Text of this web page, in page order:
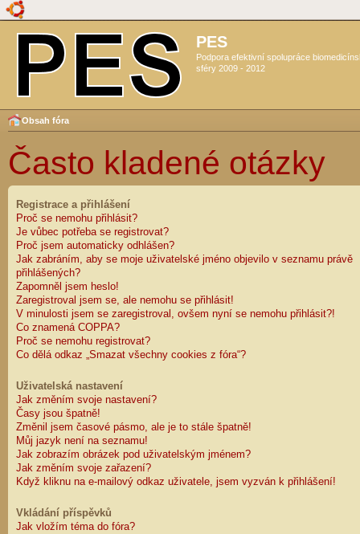
PES
Podpora efektivní spolupráce
sféry 2009 - 2012
Obsah fóra
Často kladené otázky
Registrace a přihlášení
Proč se nemohu přihlásit?
Je vůbec potřeba se registrovat?
Proč jsem automaticky odhlášen?
Jak zabráním, aby se moje uživatelské jméno objevilo v seznamu právě
přihlášených?
Zapomněl jsem heslo!
Zaregistroval jsem se, ale nemohu se přihlásit!
V minulosti jsem se zaregistroval, ovšem nyní se nemohu přihlásit?!
Co znamená COPPA?
Proč se nemohu registrovat?
Co dělá odkaz „Smazat všechny cookies z fóra“?
Uživatelská nastavení
Jak změním svoje nastavení?
Časy jsou špatně!
Změnil jsem časové pásmo, ale je to stále špatně!
Můj jazyk není na seznamu!
Jak zobrazím obrázek pod uživatelským jménem?
Jak změním svoje zařazení?
Když kliknu na e-mailový odkaz uživatele, jsem vyzván k přihlášení!
Vkládání příspěvků
Jak vložím téma do fóra?